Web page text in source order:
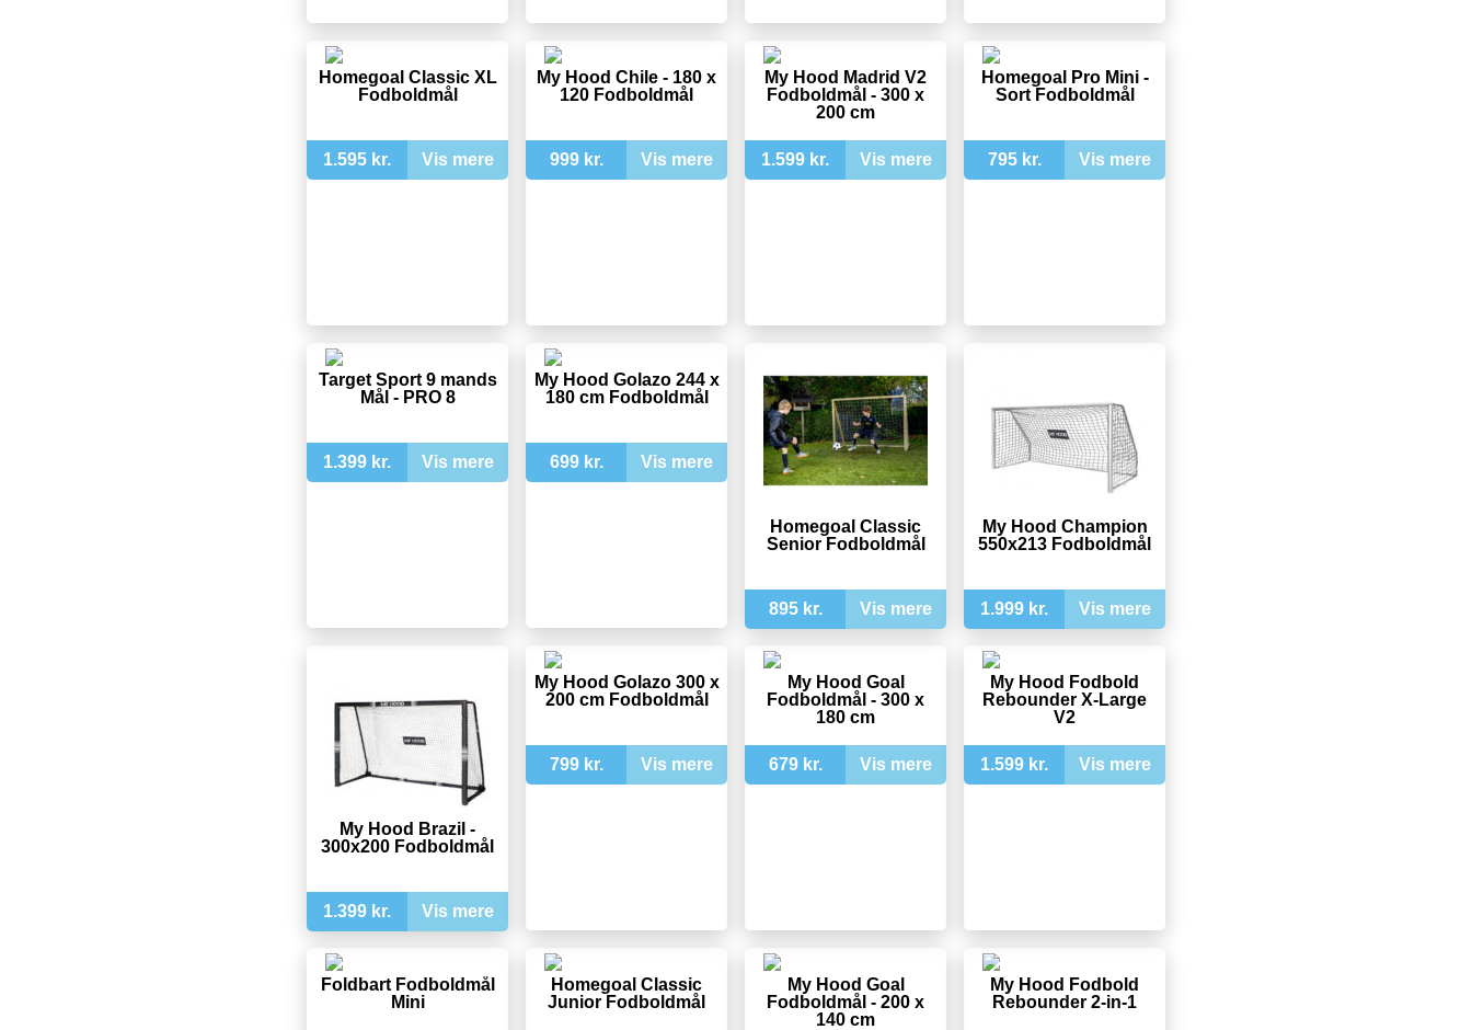
Homegoal Classic XL
Fodboldmål
1.595 kr. Vis mere
My Hood Chile - 180 x
120 Fodboldmål
999 kr. Vis mere
My Hood Madrid V2
Fodboldmål - 300 x
200 cm
1.599 kr. Vis mere
Homegoal Pro Mini -
Sort Fodboldmål
795 kr. Vis mere
Target Sport 9 mands
Mål - PRO 8
1.399 kr. Vis mere
My Hood Golazo 244 x
180 cm Fodboldmål
699 kr. Vis mere
Homegoal Classic
Senior Fodboldmål
895 kr. Vis mere
My Hood Champion
550x213 Fodboldmål
1.999 kr. Vis mere
My Hood Brazil -
300x200 Fodboldmål
1.399 kr. Vis mere
My Hood Golazo 300 x
200 cm Fodboldmål
799 kr. Vis mere
My Hood Goal
Fodboldmål - 300 x
180 cm
679 kr. Vis mere
My Hood Fodbold
Rebounder X-Large
V2
1.599 kr. Vis mere
Foldbart Fodboldmål
Mini
Homegoal Classic
Junior Fodboldmål
My Hood Goal
Fodboldmål - 200 x
140 cm
My Hood Fodbold
Rebounder 2-in-1